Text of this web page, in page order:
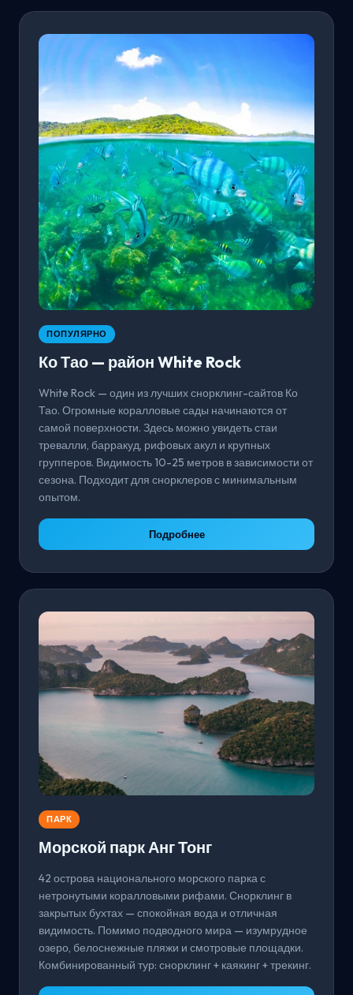
ПОПУЛЯРНО
Ко Тао — район White Rock
White Rock — один из лучших снорклинг-сайтов Ко
Тао. Огромные коралловые сады начинаются от
самой поверхности. Здесь можно увидеть стаи
тревалли, барракуд, рифовых акул и крупных
групперов. Видимость 10-25 метров в зависимости от
сезона. Подходит для снорклеров с минимальным
опытом.
Подробнее
ПАРК
Морской парк Анг Тонг
42 острова национального морского парка с
нетронутыми коралловыми рифами. Снорклинг в
закрытых бухтах — спокойная вода и отличная
видимость. Помимо подводного мира — изумрудное
озеро, белоснежные пляжи и смотровые площадки.
Комбинированный тур: снорклинг + каякинг + трекинг.